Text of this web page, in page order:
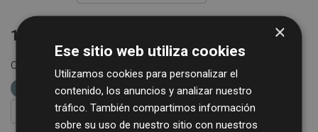
1 conjunto de datos encontrado
Organizaciones:
etiquetas: acción social
FILTRAR RESULTADOS
×
Ese sitio web utiliza cookies
Utilizamos cookies para personalizar el
contenido, los anuncios y analizar nuestro
tráfico. También compartimos información
sobre su uso de nuestro sitio con nuestros